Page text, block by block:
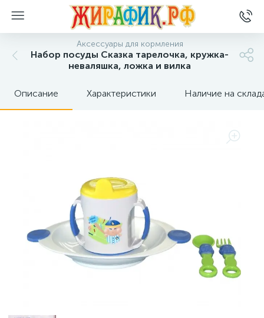
Аксессуары для кормления
Набор посуды Сказка тарелочка, кружка-
неваляшка, ложка и вилка
Описание Характеристики Наличие на